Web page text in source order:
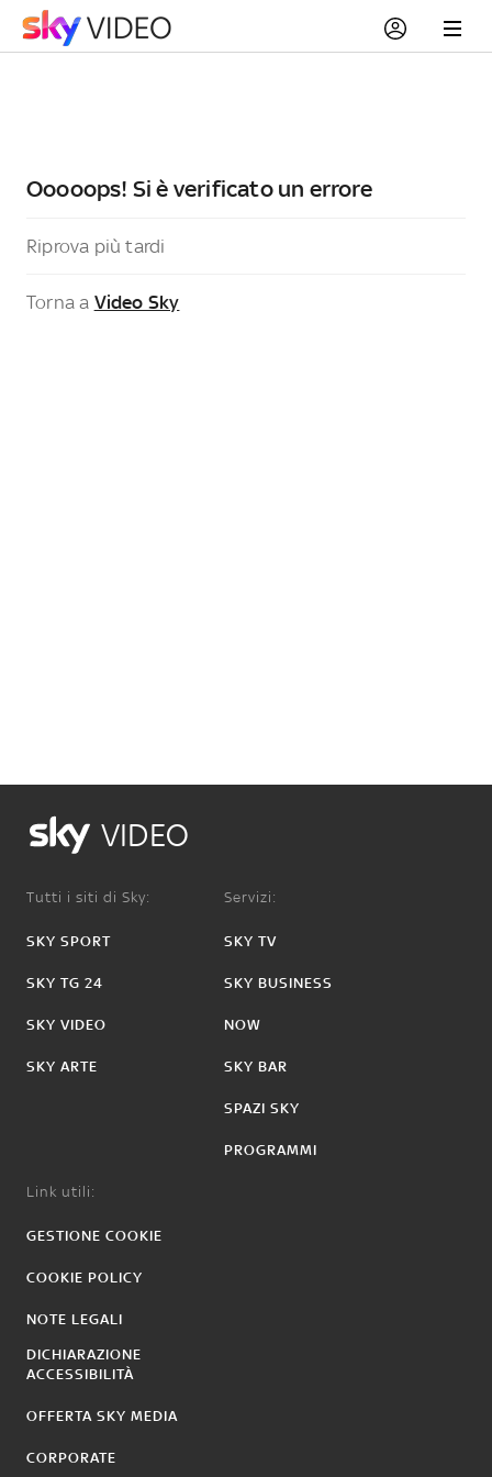
Ooooops! Si è verificato un errore
Riprova più tardi
Torna a Video Sky
VIDEO
Tutti i siti di Sky:
SKY SPORT
SKY TG 24
SKY VIDEO
SKY ARTE
Servizi:
SKY TV
SKY BUSINESS
NOW
SKY BAR
SPAZI SKY
PROGRAMMI
Link utili:
GESTIONE COOKIE
COOKIE POLICY
NOTE LEGALI
DICHIARAZIONE
ACCESSIBILITÀ
OFFERTA SKY MEDIA
CORPORATE